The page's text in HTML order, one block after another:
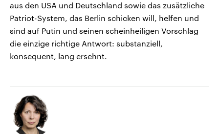
aus den USA und Deutschland sowie das zusätzliche
Patriot-System, das Berlin schicken will, helfen und
sind auf Putin und seinen scheinheiligen Vorschlag
die einzige richtige Antwort: substanziell,
konsequent, lang ersehnt.